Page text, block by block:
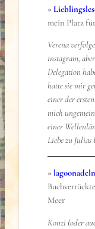
»
mein Platz
Verena
instagram,
Delegation
hatte sie mir
einer der
mich
einer
Liebe zu
»
Meer
Konzi (oder